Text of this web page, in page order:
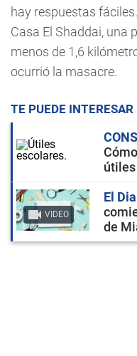
hay respuestas
Casa El Shaddai, una
menos de 1,6
ocurrió la masacre.
TE PUEDE INTERESAR
VIDEO
El
de